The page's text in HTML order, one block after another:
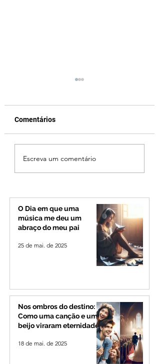
Jovem de 24 anos é
morto após briga
durante luau no
Paranaíba
Comentários
Escreva um comentário
O Dia em que uma
música me deu um
abraço do meu pai
25 de mai. de 2025
Nos ombros do destino:
Como uma canção e um
beijo viraram eternidade
18 de mai. de 2025